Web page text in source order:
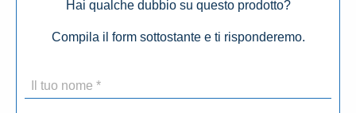
Hai qualche dubbio su questo prodotto?
Compila il form sottostante e ti risponderemo.